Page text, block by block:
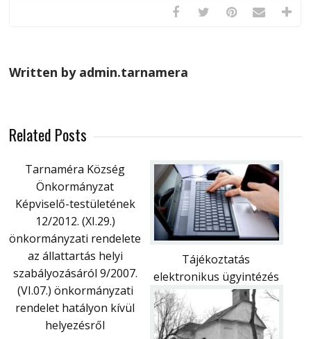
Written by admin.tarnamera
Related Posts
Tarnaméra Község
Önkormányzat
Képviselő-testületének
12/2012. (XI.29.)
önkormányzati rendelete
az állattartás helyi
szabályozásáról 9/2007.
(VI.07.) önkormányzati
rendelet hatályon kívül
helyezésről
Tájékoztatás
elektronikus ügyintézés